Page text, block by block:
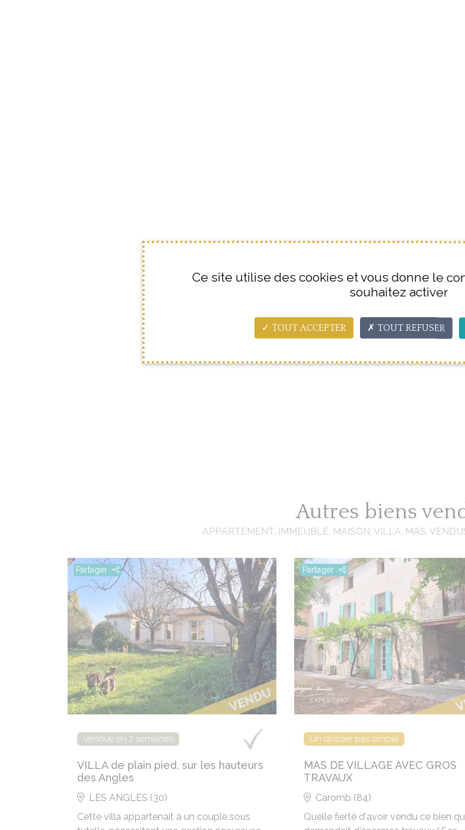
Autres biens
APPARTEMENT, IMMEUBLE, MAISON, VILLA, MAS,
Partager
Vendue en 2 semaines
VILLA de plain pied, sur les hauteurs
des Angles
LES ANGLES (30)
Cette villa appartenait à un couple sous
Partager
Un dossier pas simple
MAS DE VILLAGE AVEC GROS
TRAVAUX
Caromb (84)
Quelle fierté d'avoir vendu ce bien
Ce site utilise des cookies et vous donne le
souhaitez activer
TOUT ACCEPTER TOUT REFUSER